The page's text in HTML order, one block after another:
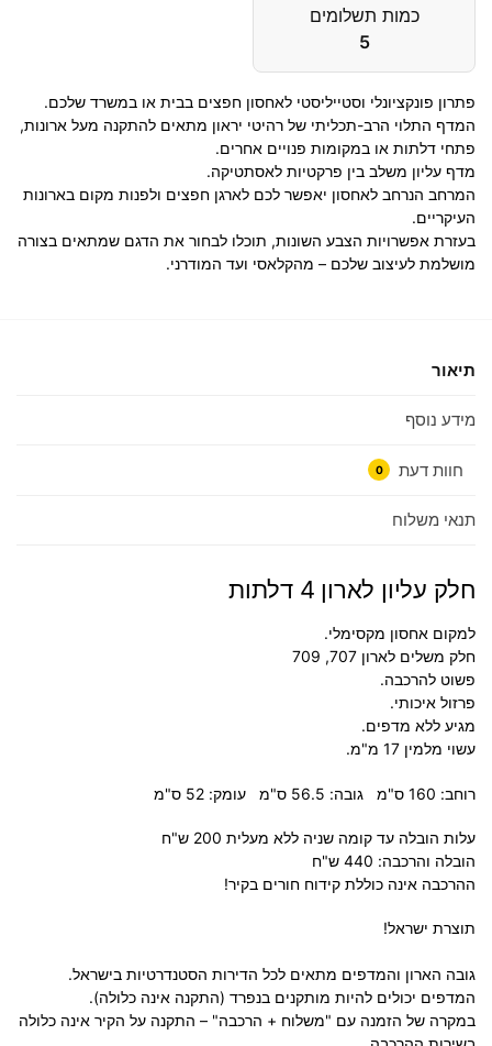
כמות תשלומים
5
פתרון פונקציונלי וסטייליסטי לאחסון חפצים בבית או במשרד שלכם.
המדף התלוי הרב-תכליתי של רהיטי יראון מתאים להתקנה מעל ארונות,
פתחי דלתות או במקומות פנויים אחרים.
מדף עליון משלב בין פרקטיות לאסתטיקה.
המרחב הנרחב לאחסון יאפשר לכם לארגן חפצים ולפנות מקום בארונות
העיקריים.
בעזרת אפשרויות הצבע השונות, תוכלו לבחור את הדגם שמתאים בצורה
מושלמת לעיצוב שלכם – מהקלאסי ועד המודרני.
תיאור
מידע נוסף
חוות דעת 0
תנאי משלוח
חלק עליון לארון 4 דלתות
למקום אחסון מקסימלי.
חלק משלים לארון 707, 709
פשוט להרכבה.
פרזול איכותי.
מגיע ללא מדפים.
עשוי מלמין 17 מ"מ.
רוחב: 160 ס"מ גובה: 56.5 ס"מ עומק: 52 ס"מ
עלות הובלה עד קומה שניה ללא מעלית 200 ש"ח
הובלה והרכבה: 440 ש"ח
ההרכבה אינה כוללת קידוח חורים בקיר!
תוצרת ישראל!
גובה הארון והמדפים מתאים לכל הדירות הסטנדרטיות בישראל.
המדפים יכולים להיות מותקנים בנפרד (התקנה אינה כלולה).
במקרה של הזמנה עם "משלוח + הרכבה" – התקנה על הקיר אינה כלולה